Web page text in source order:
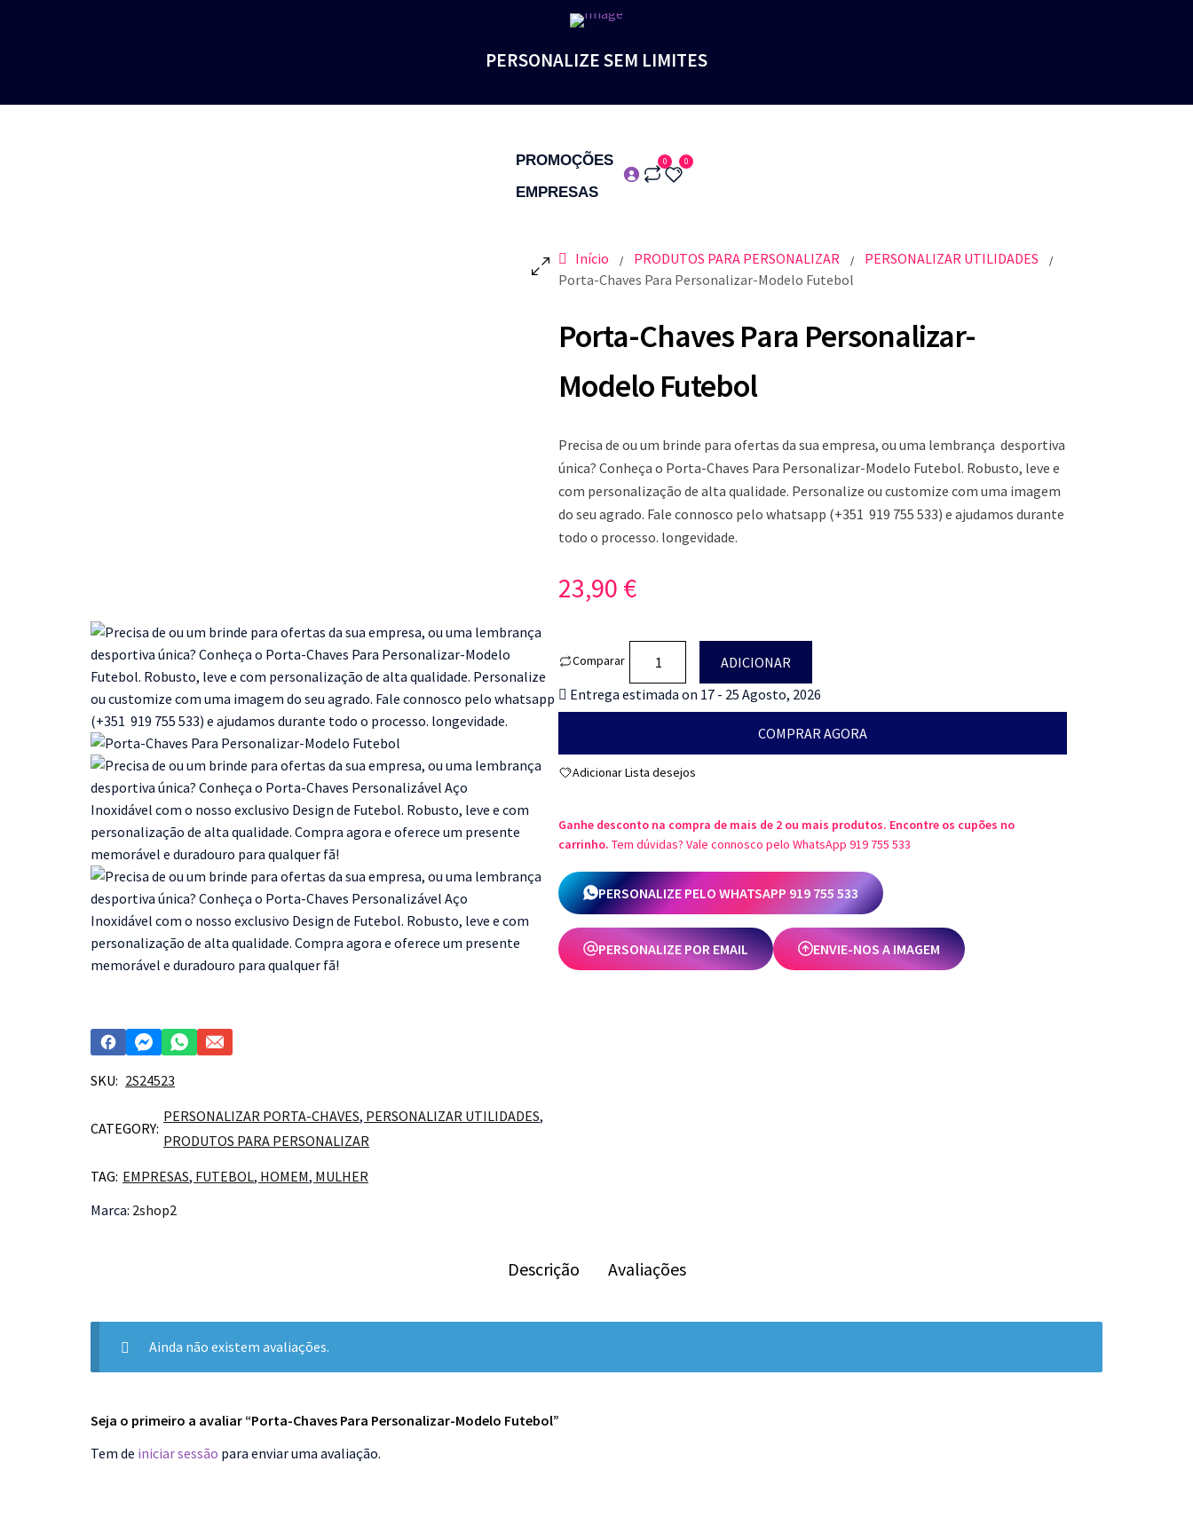
PERSONALIZE SEM LIMITES
PROMOÇÕES
EMPRESAS
0 0
SKU: 2S24523
CATEGORY:
PERSONALIZAR PORTA-CHAVES, PERSONALIZAR UTILIDADES,
PRODUTOS PARA PERSONALIZAR
TAG: EMPRESAS, FUTEBOL, HOMEM, MULHER
Marca: 2shop2
Início / PRODUTOS PARA PERSONALIZAR / PERSONALIZAR UTILIDADES /
Porta-Chaves Para Personalizar-Modelo Futebol
Porta-Chaves Para Personalizar-
Modelo Futebol
Precisa de ou um brinde para ofertas da sua empresa, ou uma lembrança desportiva
única? Conheça o Porta-Chaves Para Personalizar-Modelo Futebol. Robusto, leve e
com personalização de alta qualidade. Personalize ou customize com uma imagem
do seu agrado. Fale connosco pelo whatsapp (+351 919 755 533) e ajudamos durante
todo o processo. longevidade.
23,90 €
Comparar
Porta-
Chaves
ADICIONAR
Entrega estimada on 17 - 25 Agosto, 2026
COMPRAR AGORA
Adicionar Lista desejos
Ganhe desconto na compra de mais de 2 ou mais produtos. Encontre os cupões no
carrinho. Tem dúvidas? Vale connosco pelo WhatsApp 919 755 533
PERSONALIZE PELO WHATSAPP 919 755 533
PERSONALIZE POR EMAIL ENVIE-NOS A IMAGEM
Descrição Avaliações
Ainda não existem avaliações.
Seja o primeiro a avaliar “Porta-Chaves Para Personalizar-Modelo Futebol”
Tem de iniciar sessão para enviar uma avaliação.